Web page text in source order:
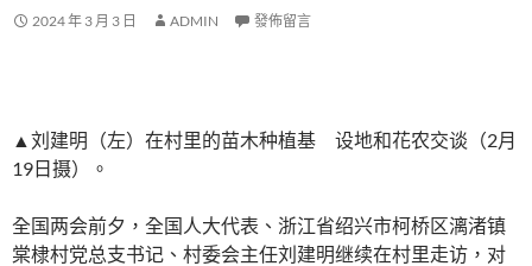
2024 年 3 月 3 日 ADMIN 發佈留言
▲刘建明（左）在村里的苗木种植基 设地和花农交谈（2月
19日摄）。
全国两会前夕，全国人大代表、浙江省绍兴市柯桥区漓渚镇
棠棣村党总支书记、村委会主任刘建明继续在村里走访，对